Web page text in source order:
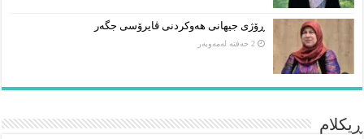
ڕۆژی جیهانی هەوکردنی ڤایرۆسی جگەر
2 حەفتە لەمەوبەر
ڕیکلام